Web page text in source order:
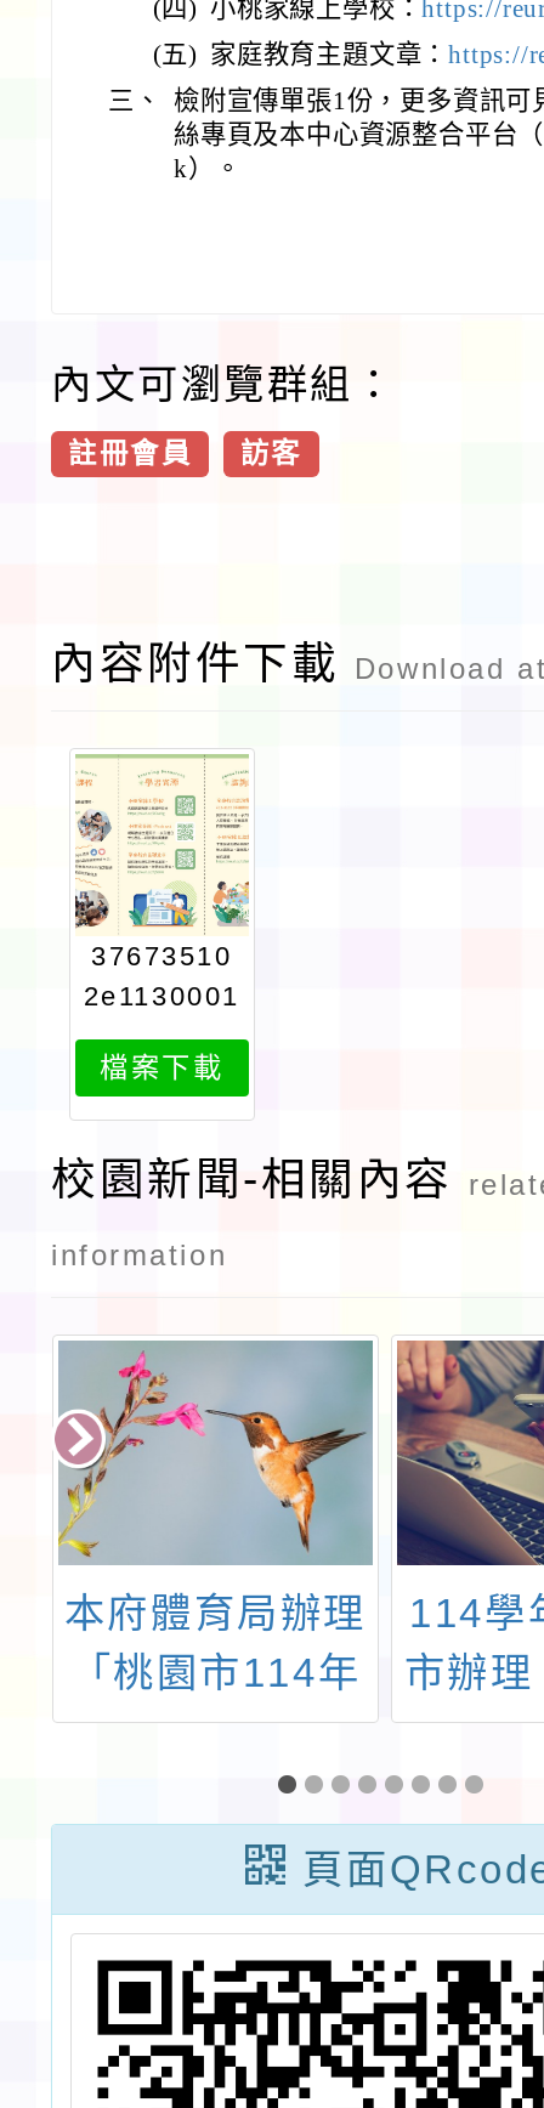
(四) 小桃家線上學校：https://
(五) 家庭教育主題文章：https://
三、
檢附宣傳單張1份，更多資訊可
絲專頁及本中心資源整合平台
k）。
內文可瀏覽群組：
註冊會員 訪客
內容附件下載 Download
37673510
2e1130001
538attach
1
檔案下載
校園新聞-相關內容
information
本府體育局辦理
「桃園市114年
身心障礙國民暨
親子運動會」
114學
市辦
助」
動計
一-2
度國
8小時
頁面